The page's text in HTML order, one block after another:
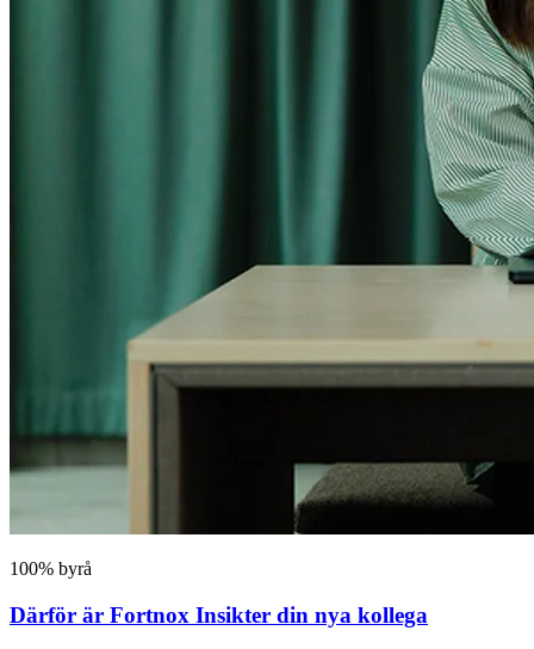
100% byrå
Därför är Fortnox Insikter din nya kollega